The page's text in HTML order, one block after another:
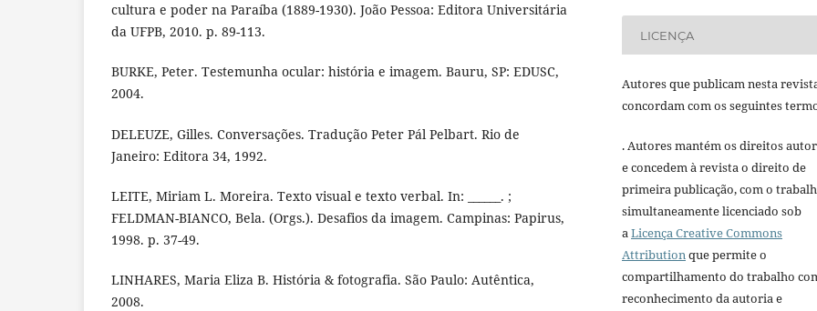
cultura e poder na Paraíba (1889-1930). João Pessoa: Editora Universitária
da UFPB, 2010. p. 89-113.
BURKE, Peter. Testemunha ocular: história e imagem. Bauru, SP: EDUSC,
2004.
DELEUZE, Gilles. Conversações. Tradução Peter Pál Pelbart. Rio de
Janeiro: Editora 34, 1992.
LEITE, Miriam L. Moreira. Texto visual e texto verbal. In: ______. ;
FELDMAN-BIANCO, Bela. (Orgs.). Desafios da imagem. Campinas: Papirus,
1998. p. 37-49.
LINHARES, Maria Eliza B. História & fotografia. São Paulo: Autêntica,
2008.
LICENÇA
Autores que publicam nesta
concordam com os seguintes
. Autores mantém os direitos
e concedem à revista o direito de
primeira publicação, com o
simultaneamente licenciado sob
aLicença Creative Commons
Attributionque permite o
compartilhamento do trabalho
reconhecimento da autoria e